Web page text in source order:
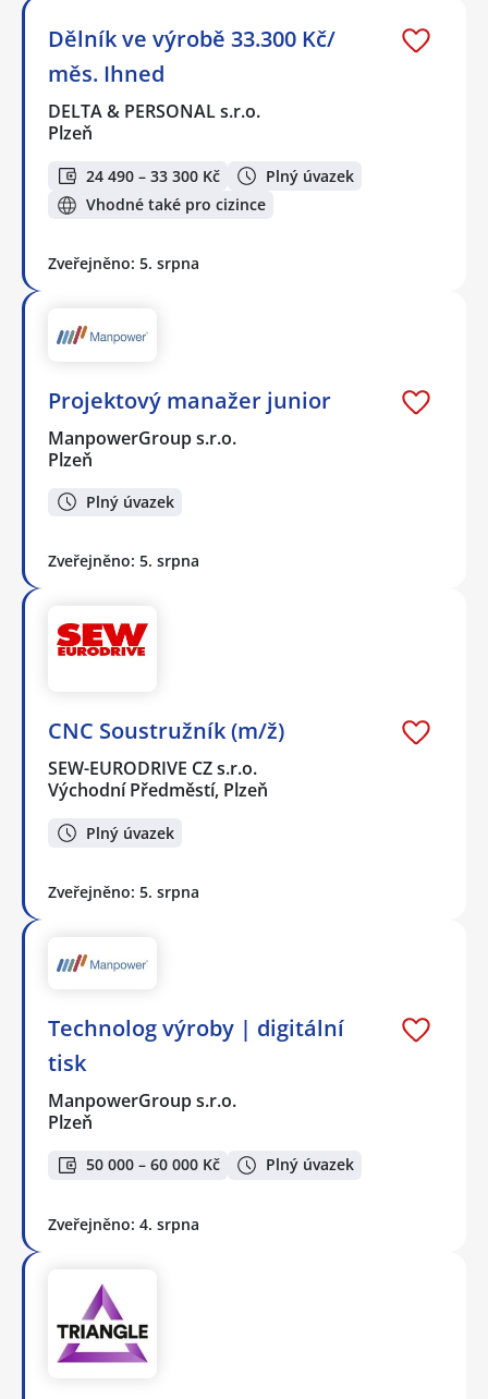
Dělník ve výrobě 33.300 Kč/
měs. Ihned
DELTA & PERSONAL s.r.o.
Plzeň
24 490 – 33 300 Kč
Plný úvazek
Vhodné také pro cizince
Zveřejněno: 5. srpna
Projektový manažer junior
ManpowerGroup s.r.o.
Plzeň
Plný úvazek
Zveřejněno: 5. srpna
CNC Soustružník (m/ž)
SEW-EURODRIVE CZ s.r.o.
Východní Předměstí, Plzeň
Plný úvazek
Zveřejněno: 5. srpna
Technolog výroby | digitální
tisk
ManpowerGroup s.r.o.
Plzeň
50 000 – 60 000 Kč Plný úvazek
Zveřejněno: 4. srpna